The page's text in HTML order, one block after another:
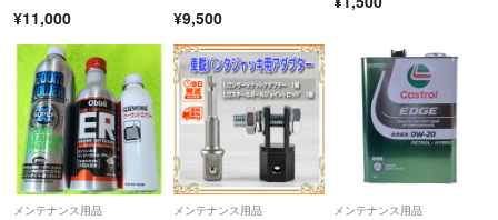
¥11,000 ¥9,500
メンテナンス用品 メンテナンス用品 メンテナンス用品